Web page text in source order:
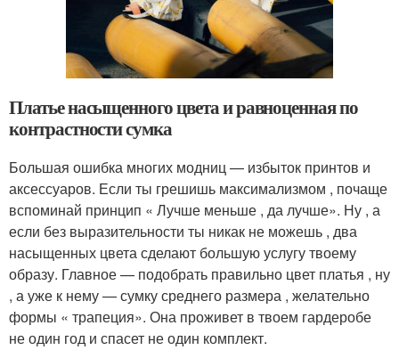
Платье насыщенного цвета и равноценная по
контрастности сумка
Большая ошибка многих модниц — избыток принтов и
аксессуаров. Если ты грешишь максимализмом , почаще
вспоминай принцип « Лучше меньше , да лучше». Ну , а
если без выразительности ты никак не можешь , два
насыщенных цвета сделают большую услугу твоему
образу. Главное — подобрать правильно цвет платья , ну
, а уже к нему — сумку среднего размера , желательно
формы « трапеция». Она проживет в твоем гардеробе
не один год и спасет не один комплект.